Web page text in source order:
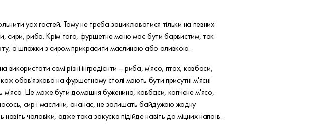
усіх гостей. Тому не треба зациклюватися тільки на певних
сири, риба. Крім того, фуршетне меню має бути барвистим, так
а шпажки з сиром прикрасити маслиною або оливкою.
самі різні інгредієнти – риба, м'ясо, птах, ковбаси,
обов'язково на фуршетному столі мають бути присутні м'ясні
м'ясо. Це може бути домашня буженина, ковбаси, копчене м'ясо,
сир і маслини, ананас, не залишать байдужою жодну
чоловіки, адже така закуска підійде навіть до міцних напоїв.